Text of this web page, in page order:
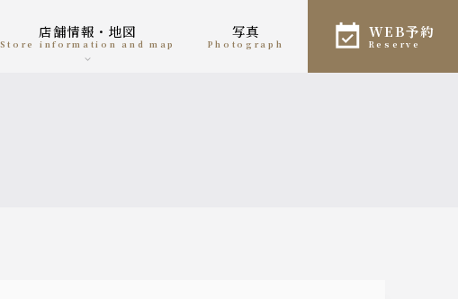
店舗情報・地図
Store information and map
写真
photograph
WEB予約
reserve